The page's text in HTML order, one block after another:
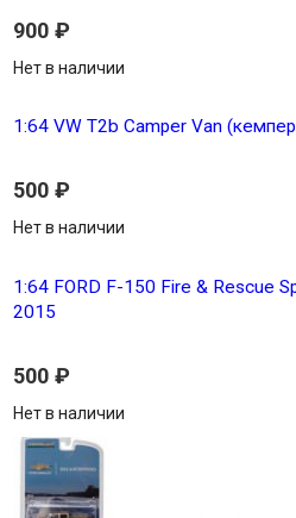
900 ₽
Нет в наличии
1:64 VW T2b Camper Van
500 ₽
Нет в наличии
1:64 FORD F-150 Fire & Rescue
2015
500 ₽
Нет в наличии